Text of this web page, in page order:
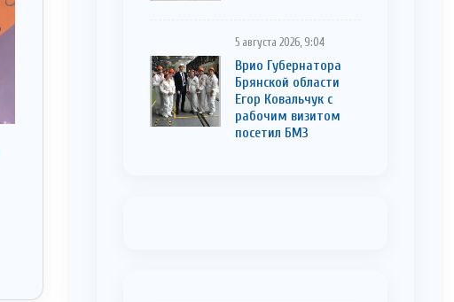
5 августа 2026, 9:04
Врио Губернатора
Брянской области
Егор Ковальчук с
рабочим визитом
посетил БМЗ